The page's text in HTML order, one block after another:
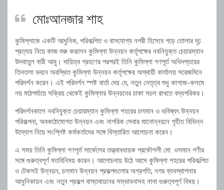
মোঃআনজার শাহ
কুমিল্লাকে একটি আধুনিক, পরিকল্পিত ও বাসযোগ্য নগরী হিসেবে গড়ে তোলার দৃঢ়
প্রত্যয় নিয়ে কাজ শুরু করলেন কুমিল্লা উন্নয়ন কর্তৃপক্ষের নবনিযুক্ত চেয়ারম্যান
উদবাতুল বারী আবু। দায়িত্ব গ্রহণের পরপরই তিনি কুমিল্লা গণপূর্ত অধিদপ্তরের
তিনতলা ভবনে অবস্থিত কুমিল্লা উন্নয়ন কর্তৃপক্ষের অস্থায়ী কার্যালয় সরেজমিনে
পরিদর্শন করেন। এই পরিদর্শন স্পষ্ট বার্তা দেয় যে, নতুন নেতৃত্ব শুধু কাগজে-কলমে
নয় মাঠপর্যায়ে সক্রিয় থেকেই কুমিল্লার উন্নয়নের চাকা সচল রাখতে বদ্ধপরিকর।
পরিদর্শনকালে নবনিযুক্ত চেয়ারম্যান কুমিল্লা শহরের চলমান ও ভবিষ্যৎ উন্নয়ন
পরিকল্পনা, অবকাঠামোগত উন্নয়ন এবং নাগরিক সেবার মানোন্নয়নে গৃহীত বিভিন্ন
উদ্যোগ নিয়ে সংশ্লিষ্ট কর্মকর্তাদের সঙ্গে বিস্তারিত আলোচনা করেন।
এ সময় তিনি কুমিল্লা গণপূর্ত সার্কেলের তত্ত্বাবধায়ক প্রকৌশলী মো. ওসমান গণীর
সঙ্গে গুরুত্বপূর্ণ মতবিনিময় করেন। আলোচনায় উঠে আসে কুমিল্লা শহরের পরিকল্পিত
ও টেকসই উন্নয়ন, চলমান উন্নয়ন প্রকল্পগুলোর অগ্রগতি, নগর ব্যবস্থাপনার
আধুনিকায়ন এবং নতুন প্রকল্প বাস্তবায়নের সম্ভাবনাসহ নানা গুরুত্বপূর্ণ বিষয়।